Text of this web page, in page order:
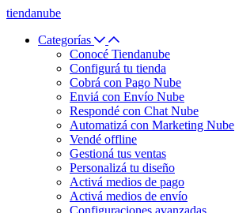
tiendanube
Categorías
Conocé Tiendanube
Configurá tu tienda
Cobrá con Pago Nube
Enviá con Envío Nube
Respondé con Chat Nube
Automatizá con Marketing Nube
Vendé offline
Gestioná tus ventas
Personalizá tu diseño
Activá medios de pago
Activá medios de envío
Configuraciones avanzadas